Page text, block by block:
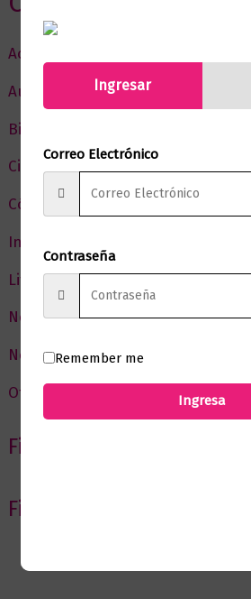
Actualidad
Autor del Mes
Bienestar
Ciencia y Conocimiento
Cómic y Fantasía
Infantil y Juvenil
Literatura
Negocios
Novedades
Ofertas
Filtrar por Autor
Filtrar por editorial
Ingresar
Correo Electrónico
Contraseña
Remember me
Ingresa